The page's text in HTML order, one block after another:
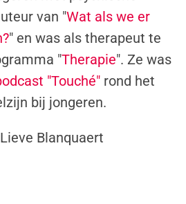
van "Wat als we er
" en was als therapeut te
"Therapie". Ze was
"Touché" rond het
bij jongeren.
Blanquaert